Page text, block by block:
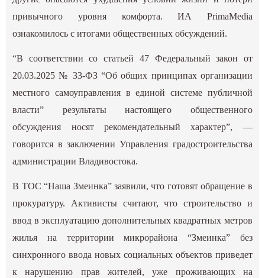
привычного уровня комфорта. ИА PrimaMedia
ознакомилось ситогами общественных обсуждений.
“В соответствии со статьей 47 Федеральный закон от
20.03.2025 № 33-ФЗ “Об общих принципах организации
местного самоуправления в единой системе публичной
власти” результаты настоящего общественного
обсуждения носят рекомендательный характер”, —
говорится в заключении Управления градостроительства
администрации Владивостока.
В ТОС “Наша Змеинка” заявили, что готовят обращение в
прокуратуру. Активисты считают, что строительство и
ввод в эксплуатацию дополнительных квадратных метров
жилья на территории микрорайона “Змеинка” без
синхронного ввода новых социальных объектов приведет
к нарушению прав жителей, уже проживающих на